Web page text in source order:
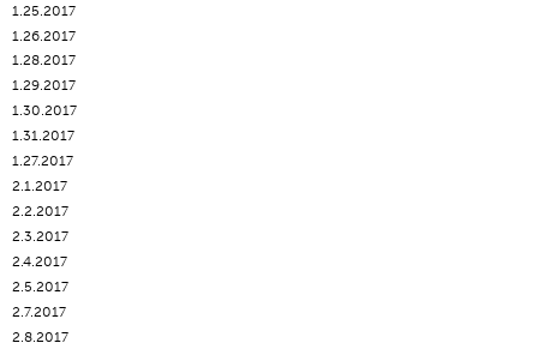
1.25.2017
1.26.2017
1.28.2017
1.29.2017
1.30.2017
1.31.2017
1.27.2017
2.1.2017
2.2.2017
2.3.2017
2.4.2017
2.5.2017
2.7.2017
2.8.2017